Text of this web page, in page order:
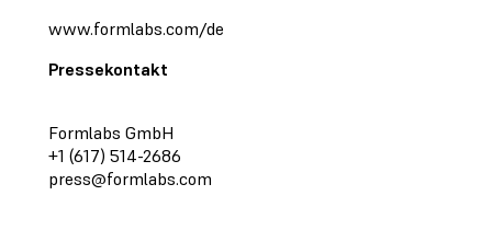
www.formlabs.com/de
Pressekontakt
Formlabs GmbH
+1 (617) 514-2686
press@formlabs.com